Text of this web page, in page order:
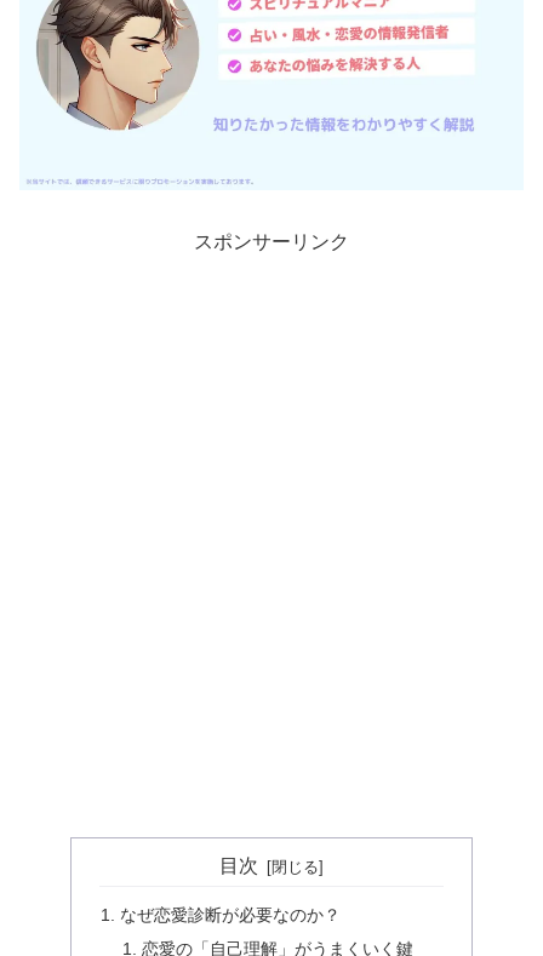
スポンサーリンク
目次
なぜ恋愛診断が必要なのか？
恋愛の「自己理解」がうまくいく鍵